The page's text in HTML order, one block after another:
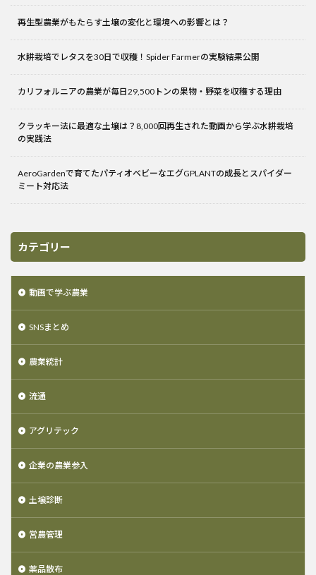
再生型農業がもたらす土壌の変化と環境への影響とは？
水耕栽培でレタスを30日で収穫！Spider Farmerの実験結果公開
カリフォルニアの農業が毎日29,500トンの果物・野菜を収穫する理由
クラッキー法に最適な土壌は？8,000回再生された動画から学ぶ水耕栽培
の実践法
AeroGardenで育てたパティオベビーなエグGPLANTの成長とスパイダー
ミート対応法
カテゴリー
動画で学ぶ農業
SNSまとめ
農業統計
流通
アグリテック
企業の農業参入
土壌診断
営農管理
薬品散布